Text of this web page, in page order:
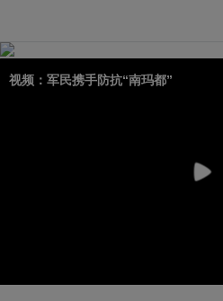
视频：军民携手防抗“南玛都”